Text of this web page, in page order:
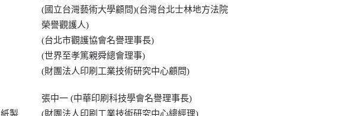
(國立台灣藝術大學顧問)(台灣台北士林地方法院
榮譽觀護人)
(台北市觀護協會名譽理事長)
(世界至孝篤親舜總會理事)
(財團法人印刷工業技術研究中心顧問)
製
張中一 (中華印刷科技學會名譽理事長)
(財團法人印刷工業技術研究中心總經理)